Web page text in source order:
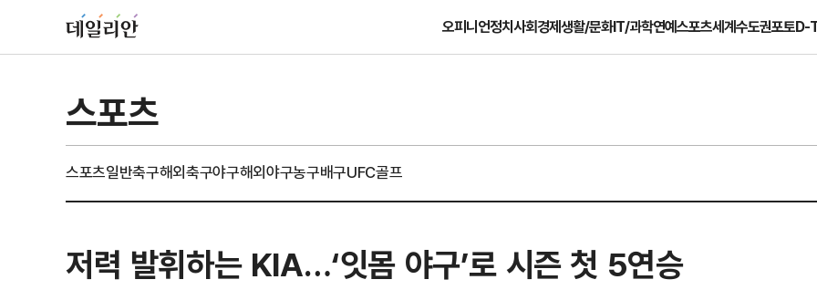
오피니언정치사회경제생활/문화IT/과학연예스포츠세계수도권포토D-
스포츠
스포츠일반축구해외축구야구해외야구농구배구UFC골프
저력 발휘하는 KIA…‘잇몸 야구’로 시즌 첫 5연승